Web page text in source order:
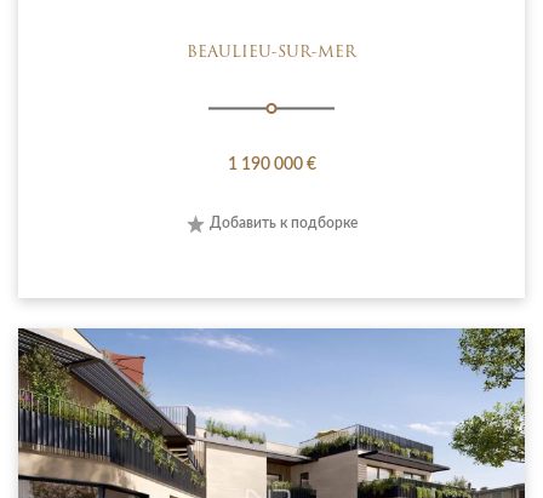
BEAULIEU-SUR-MER
1 190 000 €
Добавить к подборке